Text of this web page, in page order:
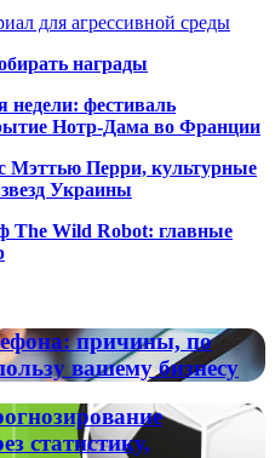
для агрессивной среды
награды
недели: фестиваль
Нотр-Дама во Франции
Мэттью Перри, культурные
Украины
The Wild Robot: главные
причины, по
вашему бизнесу
статистику,